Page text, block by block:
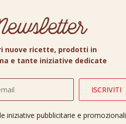
nuove ricette, prodotti in
e tante iniziative dedicate
iniziative pubblicitarie e promozionali